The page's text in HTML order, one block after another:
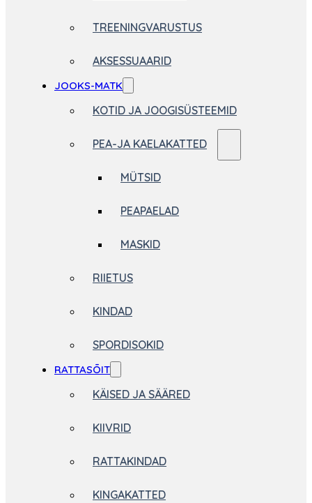
TREENINGVARUSTUS
AKSESSUAARID
JOOKS-MATK
KOTID JA JOOGISÜSTEEMID
PEA-JA KAELAKATTED
MÜTSID
PEAPAELAD
MASKID
RIIETUS
KINDAD
SPORDISOKID
RATTASÕIT
KÄISED JA SÄÄRED
KIIVRID
RATTAKINDAD
KINGAKATTED